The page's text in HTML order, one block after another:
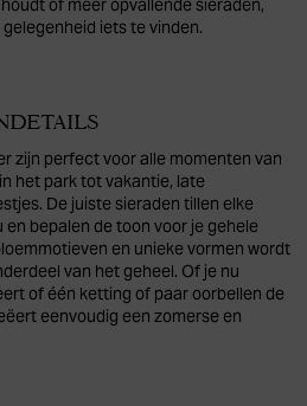
of meer opvallende sieraden,
iets te vinden.
zijn perfect voor alle momenten van
het park tot vakantie, late
De juiste sieraden tillen elke
bepalen de toon voor je gehele
en unieke vormen wordt
van het geheel. Of je nu
of één ketting of paar oorbellen de
eenvoudig een zomerse en